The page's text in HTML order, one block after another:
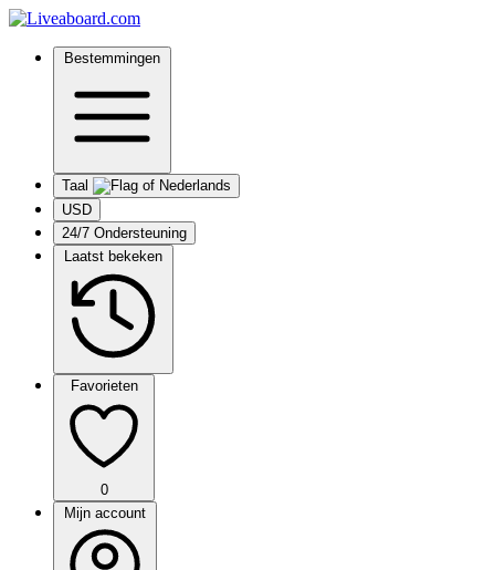
Bestemmingen
Taal
USD
24/7 Ondersteuning
Laatst bekeken
Favorieten
0
Mijn account